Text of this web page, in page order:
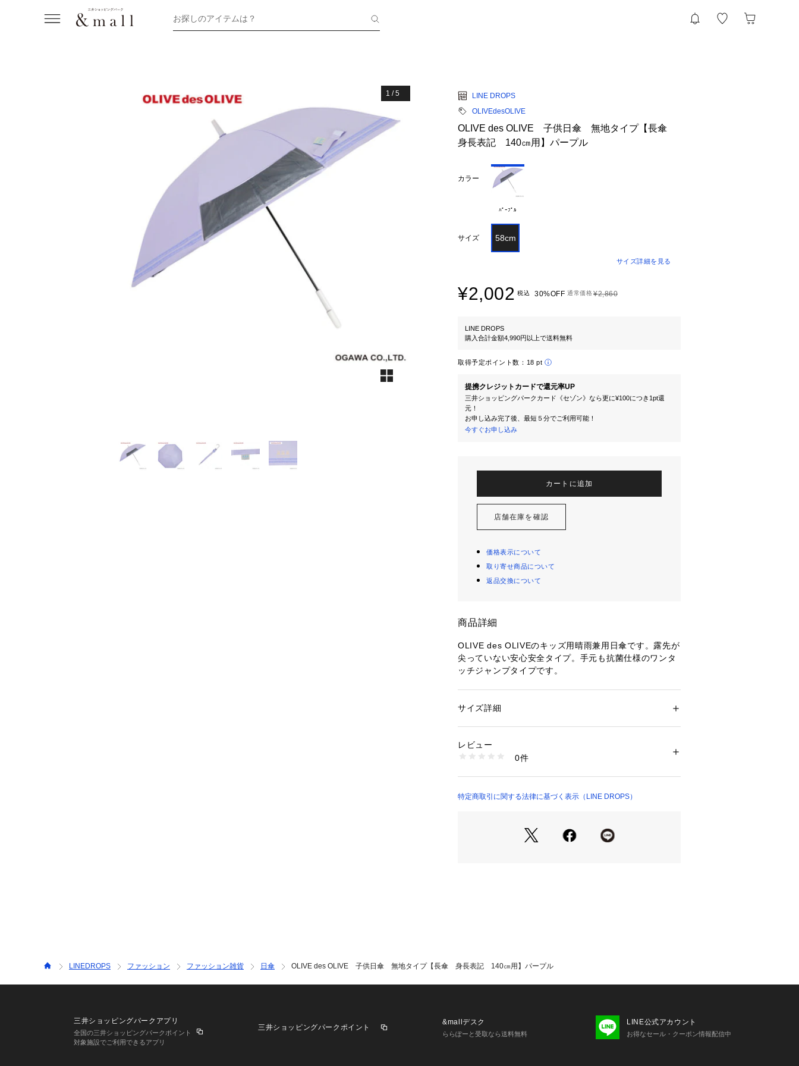
お探しのアイテムは？
1 /5
LINE DROPS
OLIVEdesOLIVE
OLIVE des OLIVE 子供日傘 無地タイプ【長傘
身長表記 140㎝用】パープル
カラー
ﾊﾟｰﾌﾟﾙ
サイズ 58cm
サイズ詳細を見る
¥2,002 税込 30%OFF 通常価格¥2,860
LINE DROPS
購入合計金額4,990円以上で送料無料
取得予定ポイント数： 18 pt
提携クレジットカードで還元率UP
三井ショッピングパークカード《セゾン》なら更に¥100につき1pt還
元！
お申し込み完了後、最短５分でご利用可能！
今すぐお申し込み
カートに追加
店舗在庫を確認
価格表示について
取り寄せ商品について
返品交換について
商品詳細
OLIVE des OLIVEのキッズ用晴雨兼用日傘です。露先が
尖っていない安心安全タイプ。手元も抗菌仕様のワンタ
ッチジャンプタイプです。
性別：キッズ・ベビー
生産国：中国
4340000001120
サイズ詳細
レビュー
0件
特定商取引に関する法律に基づく表示（LINE DROPS）
LINEDROPS ファッション ファッション雑貨 日傘 OLIVE des OLIVE 子供日傘 無地タイプ【長傘 身長表記 140㎝用】パープル
三井ショッピングパークアプリ
全国の三井ショッピングパークポイント
対象施設でご利用できるアプリ
三井ショッピングパークポイント
&mallデスク
ららぽーと受取なら送料無料
LINE公式アカウント
お得なセール・クーポン情報配信中